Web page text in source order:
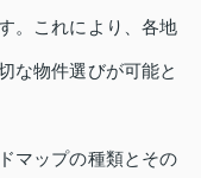
。これにより、各地
な物件選びが可能と
マップの種類とその